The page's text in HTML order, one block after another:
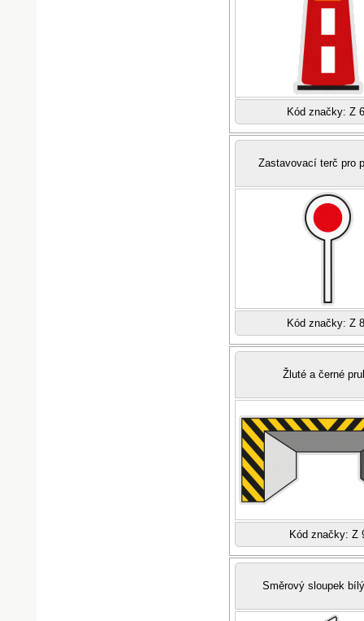
Kód značky: Z
Zastavovací terč pro
Kód značky: Z
Žluté a černé
Kód značky: Z
Směrový sloupek